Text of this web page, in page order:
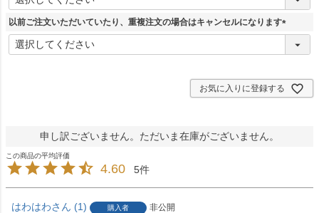
須
以前ご注文いただいていたり、重複注文の場合はキャンセルになります
(
お気に入りに登録する
申し訳ございません。ただいま在庫がございません。
4.60 5
はわはわ 1 購入者
非公開